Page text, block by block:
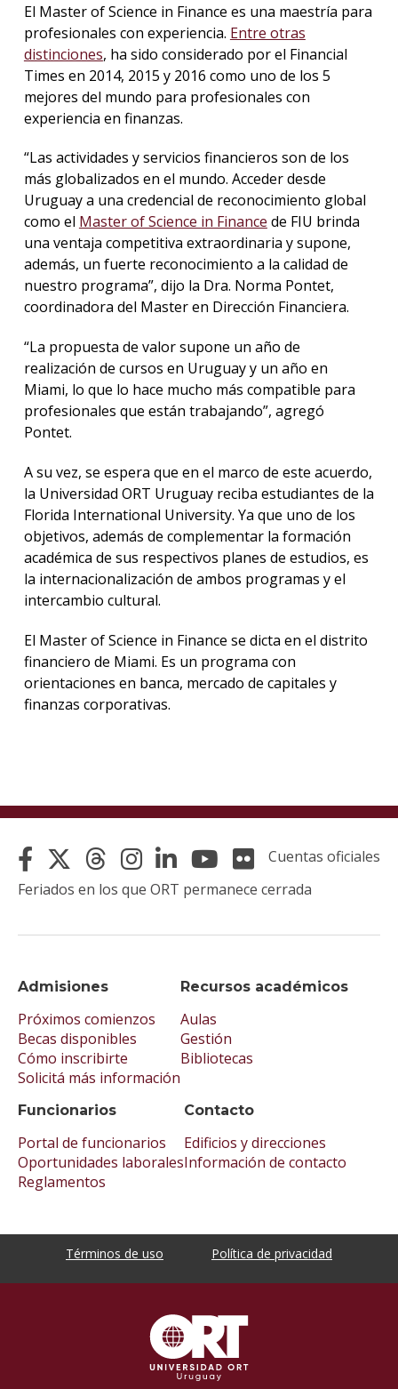
El Master of Science in Finance es una maestría para
profesionales con experiencia. Entre otras
distinciones, ha sido considerado por el Financial
Times en 2014, 2015 y 2016 como uno de los 5
mejores del mundo para profesionales con
experiencia en finanzas.
“Las actividades y servicios financieros son de los
más globalizados en el mundo. Acceder desde
Uruguay a una credencial de reconocimiento global
como el Master of Science in Finance de FIU brinda
una ventaja competitiva extraordinaria y supone,
además, un fuerte reconocimiento a la calidad de
nuestro programa”, dijo la Dra. Norma Pontet,
coordinadora del Master en Dirección Financiera.
“La propuesta de valor supone un año de
realización de cursos en Uruguay y un año en
Miami, lo que lo hace mucho más compatible para
profesionales que están trabajando”, agregó
Pontet.
A su vez, se espera que en el marco de este acuerdo,
la Universidad ORT Uruguay reciba estudiantes de la
Florida International University. Ya que uno de los
objetivos, además de complementar la formación
académica de sus respectivos planes de estudios, es
la internacionalización de ambos programas y el
intercambio cultural.
El Master of Science in Finance se dicta en el distrito
financiero de Miami. Es un programa con
orientaciones en banca, mercado de capitales y
finanzas corporativas.
Admisiones
Próximos comienzos
Becas disponibles
Cómo inscribirte
Solicitá más información
Recursos académicos
Aulas
Gestión
Bibliotecas
Funcionarios
Portal de funcionarios
Oportunidades laborales
Reglamentos
Contacto
Edificios y direcciones
Información de contacto
Cuentas oficiales
Feriados en los que ORT permanece cerrada
Términos de uso Política de privacidad